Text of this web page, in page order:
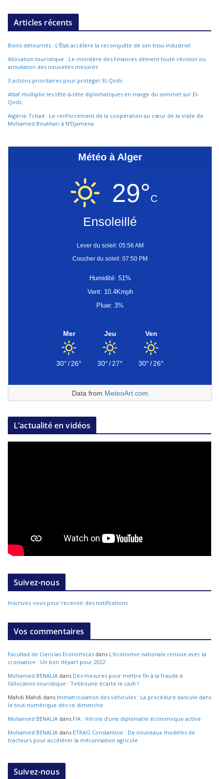
Articles récents
Biens détournés : L’État accélère la reconquête de son tissu industriel
Allocation touristique : Le ministère des Finances dément toute révision ou
annulation des nouvelles mesures
3 actions prioritaires pour protéger El-Qods
Attaf multiplie les tête-à-tête diplomatiques en marge du sommet sur El-
Qods
Algérie-Tchad : Le renforcement de la coopération au cœur de la visite de
Mohamed Boukhari à N’Djamena
Météo à Alger
29°C
Ensoleillé
Lever du soleil: 05:56 AM
Coucher du soleil: 07:50 PM
Humidité: 51%
Vent: 10.4Kmph
Pluie: 3%
Mer
30°/26°
Jeu
30°/27°
Ven
30°/26°
Data from MeteoArt.com
L’actualité en vidéos
Suivez-nous
Inscrivez-vous pour recevoir des notifications
Vos commentaires
Facultad de Ciencias Económicas dans L’économie nationale renoue avec la
croissance : Un bon départ pour 2022
Mohamed BENALIA dans Des mesures pour mettre fin à la fraude à
l’allocation touristique : Tebboune écarte le cash !
Mahdi Mahdi dans Immatriculation des véhicules : La procédure bascule dans
le tout-numérique dès ce dimanche
Mohamed BENALIA dans FIA : Vitrine d’une diplomatie économique active
Mohamed BENALIA dans ETRAG Constantine : De nouveaux modèles de
tracteurs pour accélérer la mécanisation agricole
Suivez-nous